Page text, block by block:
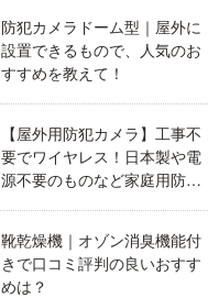
防犯カメラドーム型｜屋外に
設置できるもので、人気のお
すすめを教えて！
【屋外用防犯カメラ】工事不
要でワイヤレス！日本製や電
源不要のものなど家庭用防犯
靴乾燥機｜オゾン消臭機能付
きで口コミ評判の良いおすす
めは？